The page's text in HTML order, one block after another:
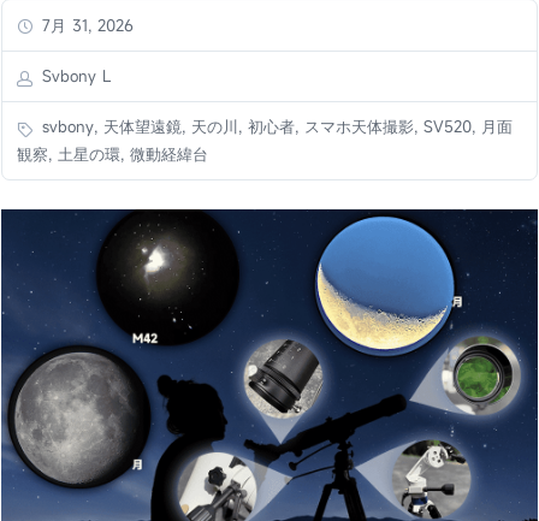
7月 31, 2026
Svbony L
svbony, 天体望遠鏡, 天の川, 初心者, スマホ天体撮影, SV520, 月面
観察, 土星の環, 微動経緯台